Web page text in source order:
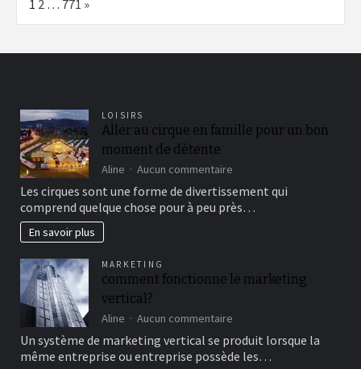
1 2 … 771 »
LOISIRS
Aller au cirque en famille pour un bon
moment de détente
Aline Aucun commentaire
au
cirque
bon
Les cirques sont une forme de divertissement qui
comprend quelque chose pour à peu près…
En savoir plus
MARKETING
comment fonctionne le marketing
vertical?
Aline Aucun commentaire
fonctionne
le
Un système de marketing vertical se produit lorsque la
même entreprise ou entreprise possède les…